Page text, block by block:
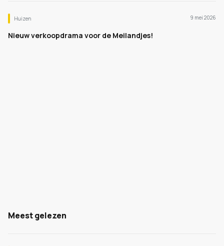
Huizen 9 mei 2026
Nieuw verkoopdrama voor de Meilandjes!
Meest gelezen